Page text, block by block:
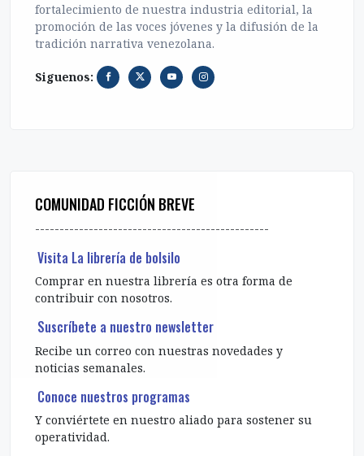
fortalecimiento de nuestra industria editorial, la
promoción de las voces jóvenes y la difusión de la
tradición narrativa venezolana.
Siguenos:
COMUNIDAD FICCIÓN BREVE
------------------------------------------------
Visita La librería de bolsilo
Comprar en nuestra librería es otra forma de
contribuir con nosotros.
Suscríbete a nuestro newsletter
Recibe un correo con nuestras novedades y
noticias semanales.
Conoce nuestros programas
Y conviértete en nuestro aliado para sostener su
operatividad.